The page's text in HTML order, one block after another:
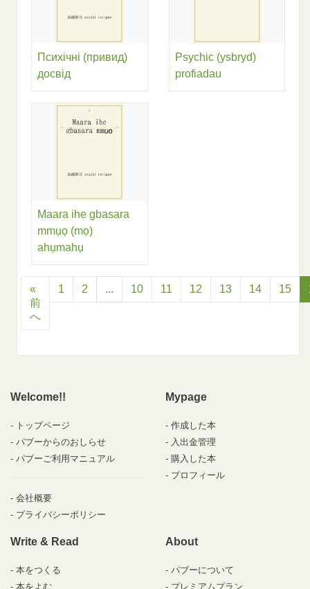
Психічні (привид)
досвід
Psychic (ysbryd)
profiadau
Maara ihe gbasara
mmụọ (mọ)
ahụmahụ
«
前
へ
1 2 ... 10 11 12 13 14 15
Welcome!!
トップページ
パブーからのおしらせ
パブーご利用マニュアル
会社概要
プライバシーポリシー
Mypage
作成した本
入出金管理
購入した本
プロフィール
Write & Read
本をつくる
本をよむ
About
パブーについて
プレミアムプラン